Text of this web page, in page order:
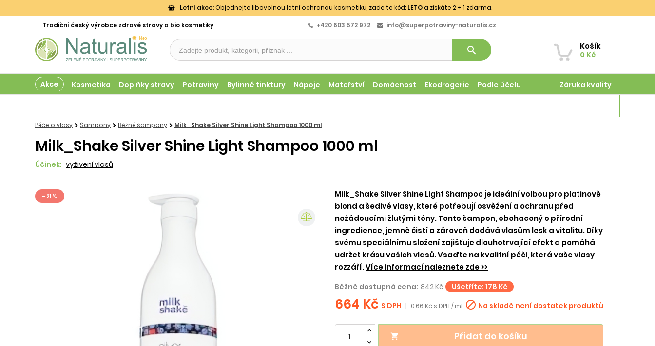
Letní akce:Objednejte libovolnou letní ochranou kosmetiku, zadejte kód: LETOa získáte 2 + 1 zdarma.
Tradiční český výrobce zdravé stravy a bio kosmetiky +420 603 572 972 info@superpotraviny-naturalis.cz
Košík
0 Kč
search
Akce Kosmetika Doplňky stravy Potraviny Bylinné tinktury Nápoje Mateřství Domácnost Ekodrogerie Podle účelu Záruka kvality
Péče o vlasy Šampony Běžné šampony Milk_Shake Silver Shine Light Shampoo 1000 ml
Milk_Shake Silver Shine Light Shampoo 1000 ml
Účinek: vyživení vlasů
- 21 %
Milk_Shake Silver Shine Light Shampoo je ideální volbou pro platinově
blond a šedivé vlasy, které potřebují osvěžení a ochranu před
nežádoucími žlutými tóny. Tento šampon, obohacený o přírodní
ingredience, jemně čistí a zároveň dodává vlasům lesk a vitalitu. Díky
svému speciálnímu složení zajišťuje dlouhotrvající efekt a pomáhá
udržet krásu vašich vlasů. Vsaďte na kvalitní péči, která vaše vlasy
rozzáří.Více informací naleznete zde >>
Běžně dostupná cena: 842 Kč Ušetříte: 178 Kč
664 Kč S DPH | 0.66 Kč s DPH / ml  Na skladě není dostatek produktů
 Přidat do košíku